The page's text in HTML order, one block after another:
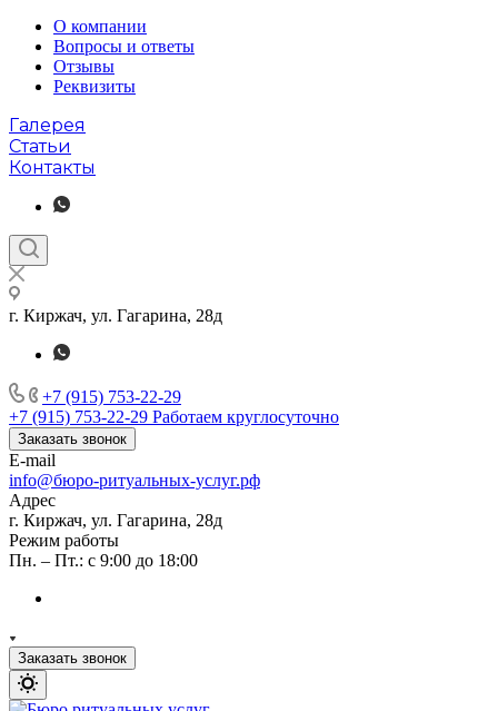
О компании
Вопросы и ответы
Отзывы
Реквизиты
Галерея
Статьи
Контакты
г. Киржач, ул. Гагарина, 28д
+7 (915) 753-22-29
+7 (915) 753-22-29 Работаем круглосуточно
Заказать звонок
E-mail
info@бюро-ритуальных-услуг.рф
Адрес
г. Киржач, ул. Гагарина, 28д
Режим работы
Пн. – Пт.: с 9:00 до 18:00
Заказать звонок